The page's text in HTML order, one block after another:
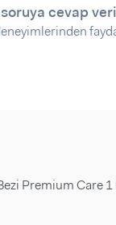
cevap
Premium Care